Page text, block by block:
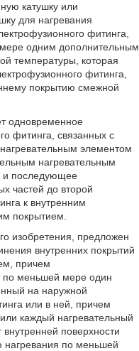
катушку или
для нагревания
фитинга,
одним дополнительным
температуры, которая
фитинга,
покрытию смежной
одновременное
фитинга, связанных с
элементом
нагревательным
и последующее
частей до второй
к внутренним
покрытием.
изобретения, предложен
внутренних покрытий
причем
по меньшей мере один
на наружной
или в ней, причем
каждый нагревательный
поверхности
нагревания по меньшей